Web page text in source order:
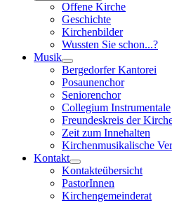
Offene Kirche
Geschichte
Kirchenbilder
Wussten Sie schon...?
Musik
Bergedorfer Kantorei
Posaunenchor
Seniorenchor
Collegium Instrumentale
Freundeskreis der
Zeit zum Innehalten
Kirchenmusikalische
Kontakt
Kontakteübersicht
PastorInnen
Kirchengemeinderat